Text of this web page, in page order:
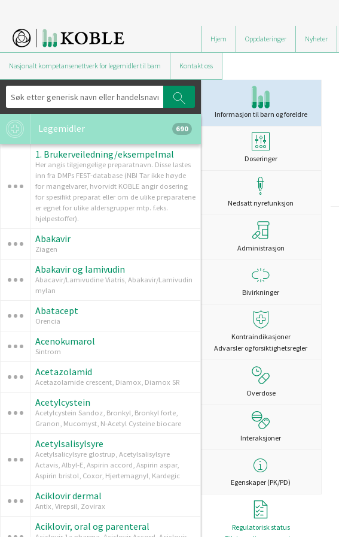
Hjem Oppdateringer Nyheter
Nasjonalt kompetansenettverk for legemidler til barn Kontakt oss
Legemidler 690
1. Brukerveiledning/eksempelmal
Her angis tilgjengelige preparatnavn. Disse lastes
inn fra DMPs FEST-database (NB! Tar ikke høyde
for mangelvarer, hvorvidt KOBLE angir dosering
for spesifikt preparat eller om de ulike preparatene
er egnet for ulike aldersgrupper mtp. f.eks.
hjelpestoffer).
Abakavir
Ziagen
Abakavir og lamivudin
Abacavir/Lamivudine Viatris, Abakavir/Lamivudin
mylan
Abatacept
Orencia
Acenokumarol
Sintrom
Acetazolamid
Acetazolamide crescent, Diamox, Diamox SR
Acetylcystein
Acetylcystein Sandoz, Bronkyl, Bronkyl forte,
Granon, Mucomyst, N-Acetyl Cysteine biocare
Acetylsalisylsyre
Acetylsalicylsyre glostrup, Acetylsalisylsyre
Actavis, Albyl-E, Aspirin accord, Aspirin aspar,
Aspirin bristol, Coxor, Hjertemagnyl, Kardegic
Aciklovir dermal
Antix, Virepsil, Zovirax
Aciklovir, oral og parenteral
Informasjon til barn og foreldre
Doseringer
Nedsatt nyrefunksjon
Administrasjon
Bivirkninger
Kontraindikasjoner
Advarsler og forsiktighetsregler
Overdose
Interaksjoner
Egenskaper (PK/PD)
Regulatorisk status